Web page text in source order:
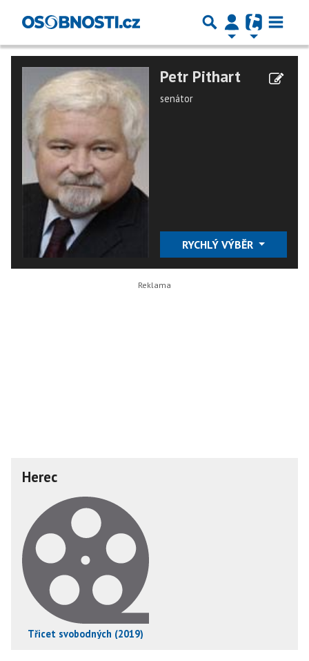
Petr Pithart
senátor
RYCHLÝ VÝBĚR
Herec
Třicet svobodných (2019)